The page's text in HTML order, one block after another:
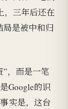
，三年后还在
局是被中和归
”，而是一笔
Google的识
实是，这台